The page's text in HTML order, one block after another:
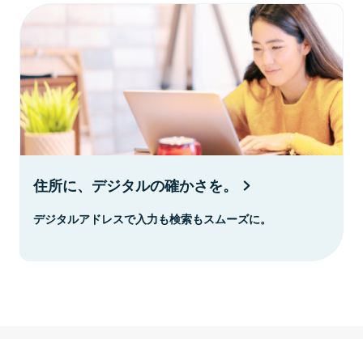
住所に、デジタルの確かさを。
デジタルアドレスで入力も検索もスムーズに。